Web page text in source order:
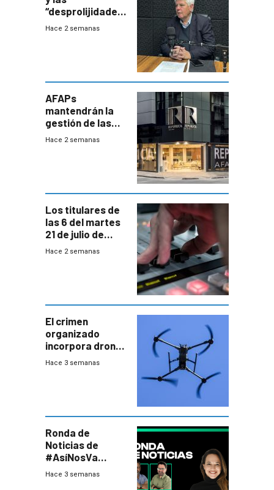
“desprolijidades”
que la
Hace 2 semanas
AFAPs
mantendrán la
gestión de las
cuentas
Hace 2 semanas
Los titulares de
las 6 del martes
21 de julio de
2026
Hace 2 semanas
El crimen
organizado
incorpora drones
y abre un nuevo
Hace 3 semanas
Ronda de
Noticias de
#AsíNosVa
(20/7/26)
Hace 3 semanas